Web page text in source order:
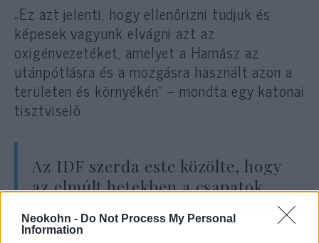
Neokohn - Do Not Process My Personal
Information
„Ez azt jelenti, hogy ellenőrizni tudjuk és
képesek vagyunk elvágni azt az
oxigénvezetéket, amelyet a Hamász az
utánpótlásra és a mozgásra használt azon a
területen és környékén” – mondta egy katonai
tisztviselő.
Az IDF szerda este közölte, hogy
az elmúlt hetekben a csapatok
találtak egy alagútaknát, amely a
rafahi átkelőtől 100 méterre